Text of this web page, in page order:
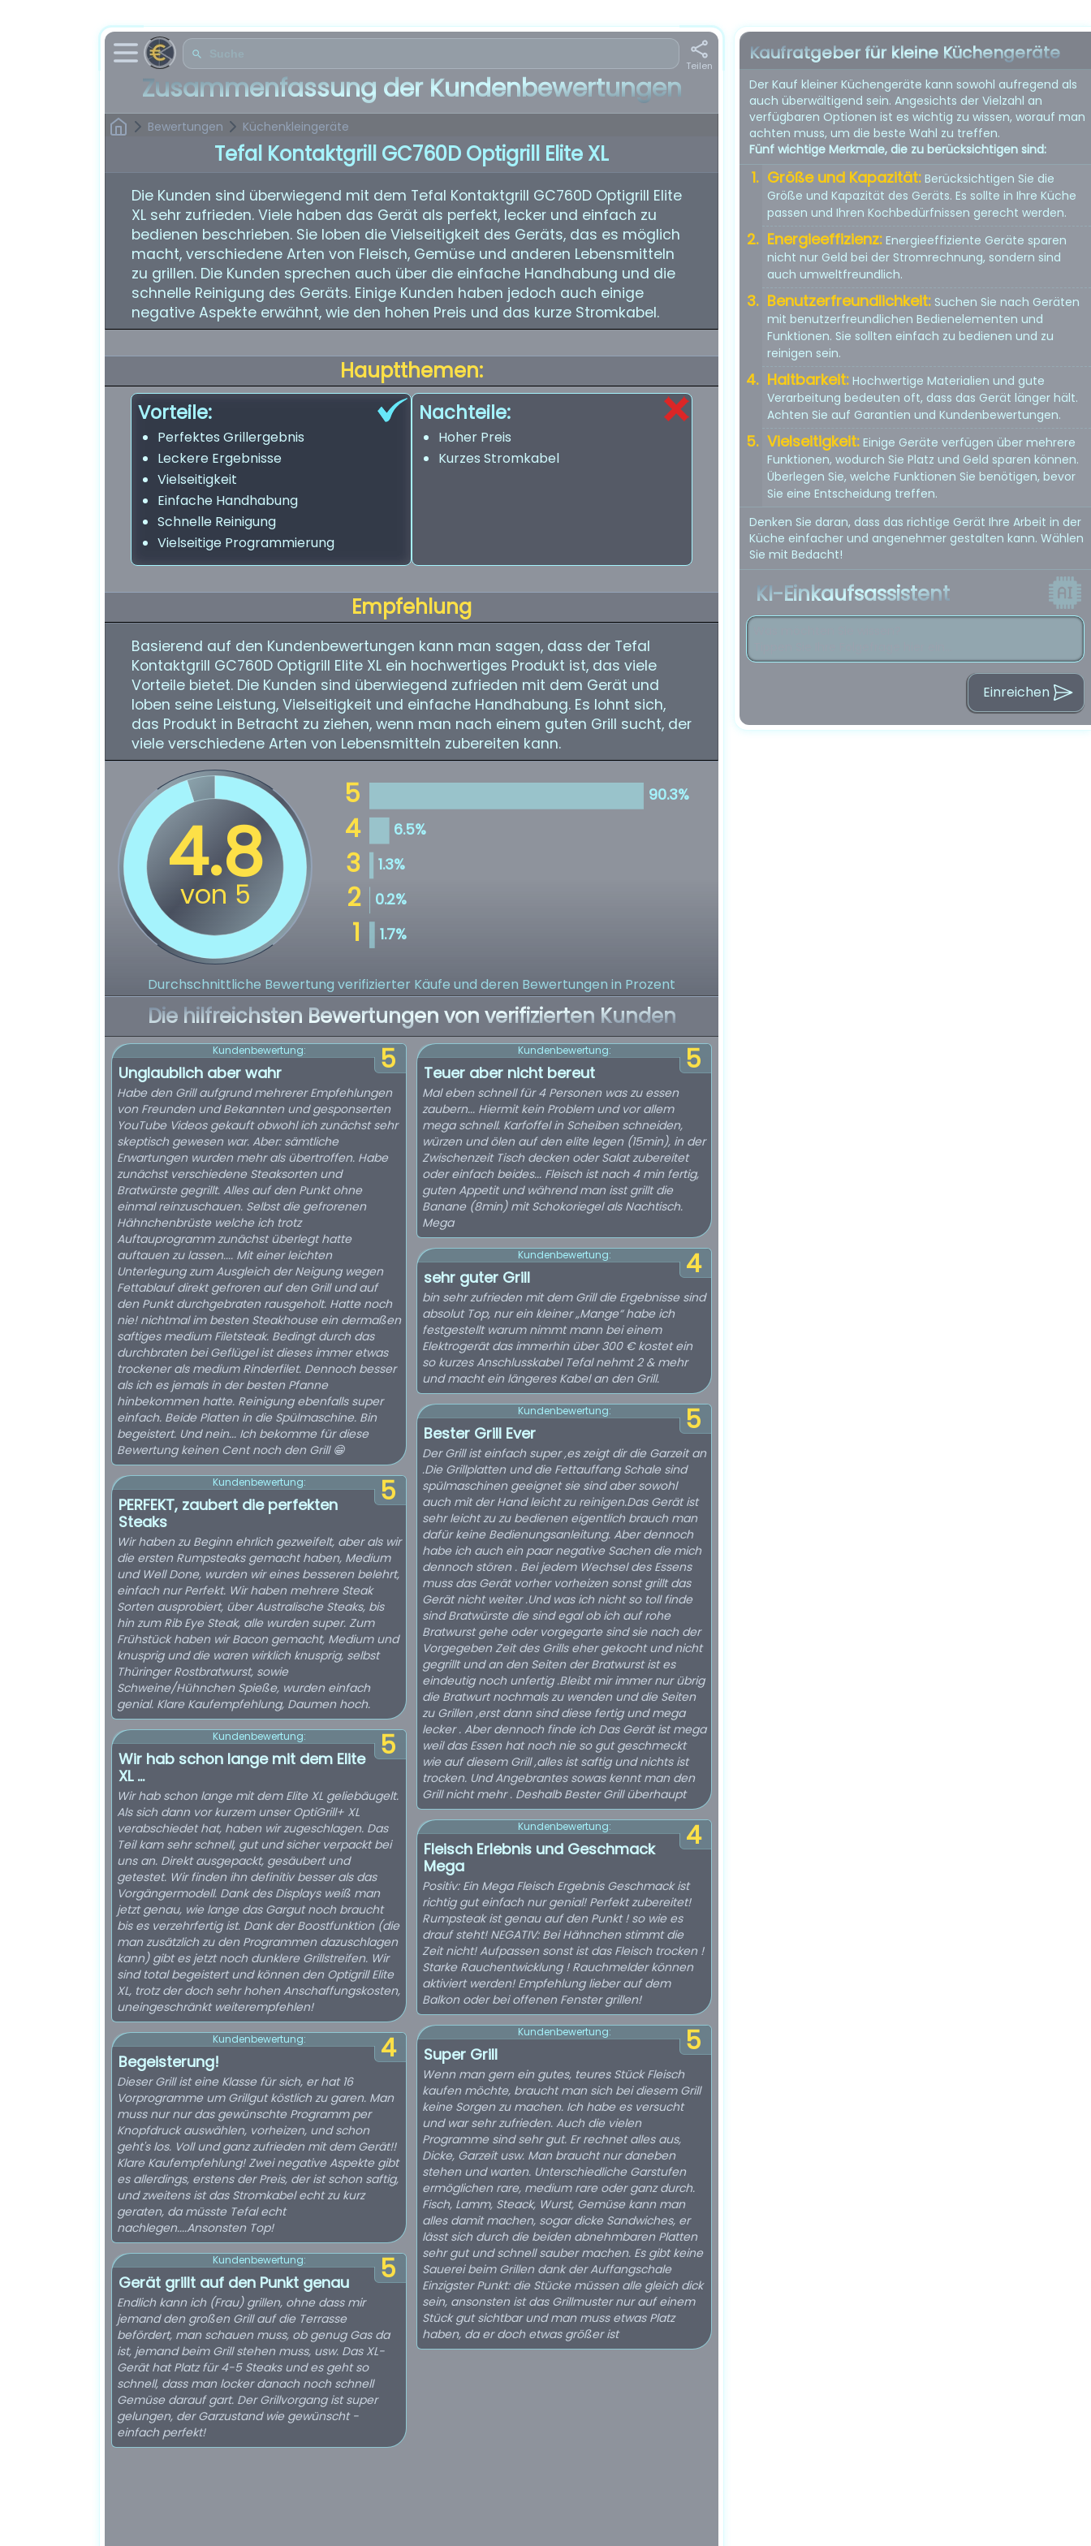
Teilen
Zusammenfassung der Kundenbewertungen
Bewertungen Küchenkleingeräte
Tefal Kontaktgrill GC760D Optigrill Elite XL
Die Kunden sind überwiegend mit dem Tefal Kontaktgrill GC760D Optigrill Elite
XL sehr zufrieden. Viele haben das Gerät als perfekt, lecker und einfach zu
bedienen beschrieben. Sie loben die Vielseitigkeit des Geräts, das es möglich
macht, verschiedene Arten von Fleisch, Gemüse und anderen Lebensmitteln
zu grillen. Die Kunden sprechen auch über die einfache Handhabung und die
schnelle Reinigung des Geräts. Einige Kunden haben jedoch auch einige
negative Aspekte erwähnt, wie den hohen Preis und das kurze Stromkabel.
Hauptthemen:
Vorteile:
Perfektes Grillergebnis
Leckere Ergebnisse
Vielseitigkeit
Einfache Handhabung
Schnelle Reinigung
Vielseitige Programmierung
Nachteile:
Hoher Preis
Kurzes Stromkabel
Empfehlung
Basierend auf den Kundenbewertungen kann man sagen, dass der Tefal
Kontaktgrill GC760D Optigrill Elite XL ein hochwertiges Produkt ist, das viele
Vorteile bietet. Die Kunden sind überwiegend zufrieden mit dem Gerät und
loben seine Leistung, Vielseitigkeit und einfache Handhabung. Es lohnt sich,
das Produkt in Betracht zu ziehen, wenn man nach einem guten Grill sucht, der
viele verschiedene Arten von Lebensmitteln zubereiten kann.
Durchschnittliche Bewertung verifizierter Käufe und deren Bewertungen in Prozent
Die hilfreichsten Bewertungen von verifizierten Kunden
5
Kundenbewertung:
Unglaublich aber wahr
Habe den Grill aufgrund mehrerer Empfehlungen
von Freunden und Bekannten und gesponserten
YouTube Videos gekauft obwohl ich zunächst sehr
skeptisch gewesen war. Aber: sämtliche
Erwartungen wurden mehr als übertroffen. Habe
zunächst verschiedene Steaksorten und
Bratwürste gegrillt. Alles auf den Punkt ohne
einmal reinzuschauen. Selbst die gefrorenen
Hähnchenbrüste welche ich trotz
Auftauprogramm zunächst überlegt hatte
auftauen zu lassen.... Mit einer leichten
Unterlegung zum Ausgleich der Neigung wegen
Fettablauf direkt gefroren auf den Grill und auf
den Punkt durchgebraten rausgeholt. Hatte noch
nie! nichtmal im besten Steakhouse ein dermaßen
saftiges medium Filetsteak. Bedingt durch das
durchbraten bei Geflügel ist dieses immer etwas
trockener als medium Rinderfilet. Dennoch besser
als ich es jemals in der besten Pfanne
hinbekommen hatte. Reinigung ebenfalls super
einfach. Beide Platten in die Spülmaschine. Bin
begeistert. Und nein... Ich bekomme für diese
Bewertung keinen Cent noch den Grill 😁
5
Kundenbewertung:
PERFEKT, zaubert die perfekten
Steaks
Wir haben zu Beginn ehrlich gezweifelt, aber als wir
die ersten Rumpsteaks gemacht haben, Medium
und Well Done, wurden wir eines besseren belehrt,
einfach nur Perfekt. Wir haben mehrere Steak
Sorten ausprobiert, über Australische Steaks, bis
hin zum Rib Eye Steak, alle wurden super. Zum
Frühstück haben wir Bacon gemacht, Medium und
knusprig und die waren wirklich knusprig, selbst
Thüringer Rostbratwurst, sowie
Schweine/Hühnchen Spieße, wurden einfach
genial. Klare Kaufempfehlung, Daumen hoch.
5
Kundenbewertung:
Wir hab schon lange mit dem Elite
XL ...
Wir hab schon lange mit dem Elite XL geliebäugelt.
Als sich dann vor kurzem unser OptiGrill+ XL
verabschiedet hat, haben wir zugeschlagen. Das
Teil kam sehr schnell, gut und sicher verpackt bei
uns an. Direkt ausgepackt, gesäubert und
getestet. Wir finden ihn definitiv besser als das
Vorgängermodell. Dank des Displays weiß man
jetzt genau, wie lange das Gargut noch braucht
bis es verzehrfertig ist. Dank der Boostfunktion (die
man zusätzlich zu den Programmen dazuschlagen
kann) gibt es jetzt noch dunklere Grillstreifen. Wir
sind total begeistert und können den Optigrill Elite
XL, trotz der doch sehr hohen Anschaffungskosten,
uneingeschränkt weiterempfehlen!
4
Kundenbewertung:
Begeisterung!
Dieser Grill ist eine Klasse für sich, er hat 16
Vorprogramme um Grillgut köstlich zu garen. Man
muss nur nur das gewünschte Programm per
Knopfdruck auswählen, vorheizen, und schon
geht's los. Voll und ganz zufrieden mit dem Gerät!!
Klare Kaufempfehlung! Zwei negative Aspekte gibt
es allerdings, erstens der Preis, der ist schon saftig,
und zweitens ist das Stromkabel echt zu kurz
geraten, da müsste Tefal echt
nachlegen....Ansonsten Top!
5
Kundenbewertung:
Gerät grillt auf den Punkt genau
Endlich kann ich (Frau) grillen, ohne dass mir
jemand den großen Grill auf die Terrasse
befördert, man schauen muss, ob genug Gas da
ist, jemand beim Grill stehen muss, usw. Das XL-
Gerät hat Platz für 4-5 Steaks und es geht so
schnell, dass man locker danach noch schnell
Gemüse darauf gart. Der Grillvorgang ist super
gelungen, der Garzustand wie gewünscht -
einfach perfekt!
5
Kundenbewertung:
Teuer aber nicht bereut
Mal eben schnell für 4 Personen was zu essen
zaubern... Hiermit kein Problem und vor allem
mega schnell. Karfoffel in Scheiben schneiden,
würzen und ölen auf den elite legen (15min), in der
Zwischenzeit Tisch decken oder Salat zubereitet
oder einfach beides... Fleisch ist nach 4 min fertig,
guten Appetit und während man isst grillt die
Banane (8min) mit Schokoriegel als Nachtisch.
Mega
4
Kundenbewertung:
sehr guter Grill
bin sehr zufrieden mit dem Grill die Ergebnisse sind
absolut Top, nur ein kleiner „Mange“ habe ich
festgestellt warum nimmt mann bei einem
Elektrogerät das immerhin über 300 € kostet ein
so kurzes Anschlusskabel Tefal nehmt 2 & mehr
und macht ein längeres Kabel an den Grill.
5
Kundenbewertung:
Bester Grill Ever
Der Grill ist einfach super ,es zeigt dir die Garzeit an
.Die Grillplatten und die Fettauffang Schale sind
spülmaschinen geeignet sie sind aber sowohl
auch mit der Hand leicht zu reinigen.Das Gerät ist
sehr leicht zu zu bedienen eigentlich brauch man
dafür keine Bedienungsanleitung. Aber dennoch
habe ich auch ein paar negative Sachen die mich
dennoch stören . Bei jedem Wechsel des Essens
muss das Gerät vorher vorheizen sonst grillt das
Gerät nicht weiter .Und was ich nicht so toll finde
sind Bratwürste die sind egal ob ich auf rohe
Bratwurst gehe oder vorgegarte sind sie nach der
Vorgegeben Zeit des Grills eher gekocht und nicht
gegrillt und an den Seiten der Bratwurst ist es
eindeutig noch unfertig .Bleibt mir immer nur übrig
die Bratwurt nochmals zu wenden und die Seiten
zu Grillen ,erst dann sind diese fertig und mega
lecker . Aber dennoch finde ich Das Gerät ist mega
weil das Essen hat noch nie so gut geschmeckt
wie auf diesem Grill ,alles ist saftig und nichts ist
trocken. Und Angebrantes sowas kennt man den
Grill nicht mehr . Deshalb Bester Grill überhaupt
4
Kundenbewertung:
Fleisch Erlebnis und Geschmack
Mega
Positiv: Ein Mega Fleisch Ergebnis Geschmack ist
richtig gut einfach nur genial! Perfekt zubereitet!
Rumpsteak ist genau auf den Punkt ! so wie es
drauf steht! NEGATIV: Bei Hähnchen stimmt die
Zeit nicht! Aufpassen sonst ist das Fleisch trocken !
Starke Rauchentwicklung ! Rauchmelder können
aktiviert werden! Empfehlung lieber auf dem
Balkon oder bei offenen Fenster grillen!
5
Kundenbewertung:
Super Grill
Wenn man gern ein gutes, teures Stück Fleisch
kaufen möchte, braucht man sich bei diesem Grill
keine Sorgen zu machen. Ich habe es versucht
und war sehr zufrieden. Auch die vielen
Programme sind sehr gut. Er rechnet alles aus,
Dicke, Garzeit usw. Man braucht nur daneben
stehen und warten. Unterschiedliche Garstufen
ermöglichen rare, medium rare oder ganz durch.
Fisch, Lamm, Steack, Wurst, Gemüse kann man
alles damit machen, sogar dicke Sandwiches, er
lässt sich durch die beiden abnehmbaren Platten
sehr gut und schnell sauber machen. Es gibt keine
Sauerei beim Grillen dank der Auffangschale
Einzigster Punkt: die Stücke müssen alle gleich dick
sein, ansonsten ist das Grillmuster nur auf einem
Stück gut sichtbar und man muss etwas Platz
haben, da er doch etwas größer ist
Kaufratgeber für kleine Küchengeräte
Der Kauf kleiner Küchengeräte kann sowohl aufregend als
auch überwältigend sein. Angesichts der Vielzahl an
verfügbaren Optionen ist es wichtig zu wissen, worauf man
achten muss, um die beste Wahl zu treffen.
Fünf wichtige Merkmale, die zu berücksichtigen sind:
Größe und Kapazität: Berücksichtigen Sie die
Größe und Kapazität des Geräts. Es sollte in Ihre Küche
passen und Ihren Kochbedürfnissen gerecht werden.
Energieeffizienz: Energieeffiziente Geräte sparen
nicht nur Geld bei der Stromrechnung, sondern sind
auch umweltfreundlich.
Benutzerfreundlichkeit: Suchen Sie nach Geräten
mit benutzerfreundlichen Bedienelementen und
Funktionen. Sie sollten einfach zu bedienen und zu
reinigen sein.
Haltbarkeit: Hochwertige Materialien und gute
Verarbeitung bedeuten oft, dass das Gerät länger hält.
Achten Sie auf Garantien und Kundenbewertungen.
Vielseitigkeit: Einige Geräte verfügen über mehrere
Funktionen, wodurch Sie Platz und Geld sparen können.
Überlegen Sie, welche Funktionen Sie benötigen, bevor
Sie eine Entscheidung treffen.
Denken Sie daran, dass das richtige Gerät Ihre Arbeit in der
Küche einfacher und angenehmer gestalten kann. Wählen
Sie mit Bedacht!
KI-Einkaufsassistent
Einreichen